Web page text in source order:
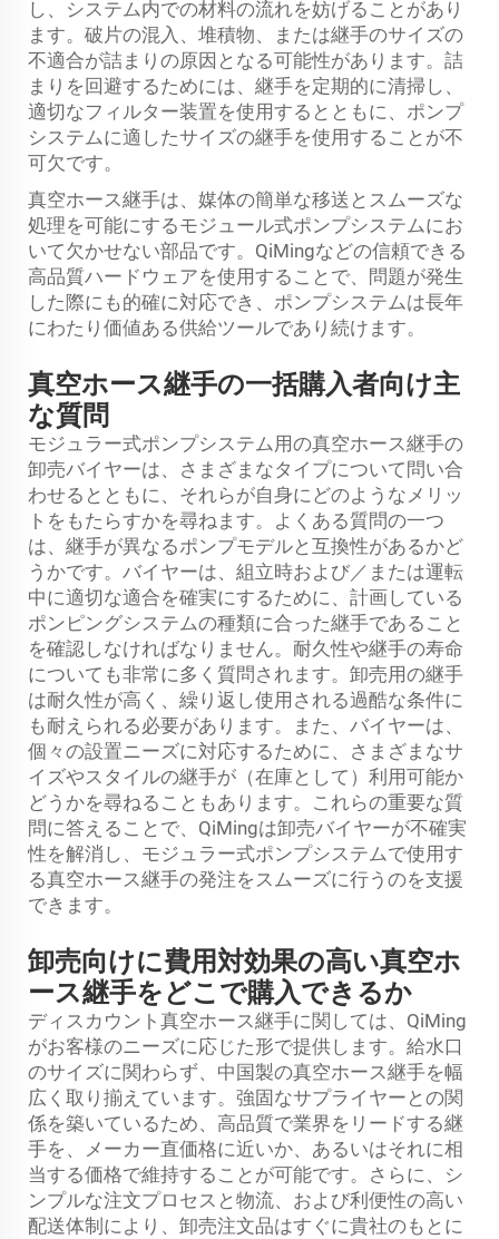
し、システム内での材料の流れを妨げることがあり
ます。破片の混入、堆積物、または継手のサイズの
不適合が詰まりの原因となる可能性があります。詰
まりを回避するためには、継手を定期的に清掃し、
適切なフィルター装置を使用するとともに、ポンプ
システムに適したサイズの継手を使用することが不
可欠です。
真空ホース継手は、媒体の簡単な移送とスムーズな
処理を可能にするモジュール式ポンプシステムにお
いて欠かせない部品です。QiMingなどの信頼できる
高品質ハードウェアを使用することで、問題が発生
した際にも的確に対応でき、ポンプシステムは長年
にわたり価値ある供給ツールであり続けます。
真空ホース継手の一括購入者向け主
な質問
モジュラー式ポンプシステム用の真空ホース継手の
卸売バイヤーは、さまざまなタイプについて問い合
わせるとともに、それらが自身にどのようなメリッ
トをもたらすかを尋ねます。よくある質問の一つ
は、継手が異なるポンプモデルと互換性があるかど
うかです。バイヤーは、組立時および／または運転
中に適切な適合を確実にするために、計画している
ポンピングシステムの種類に合った継手であること
を確認しなければなりません。耐久性や継手の寿命
についても非常に多く質問されます。卸売用の継手
は耐久性が高く、繰り返し使用される過酷な条件に
も耐えられる必要があります。また、バイヤーは、
個々の設置ニーズに対応するために、さまざまなサ
イズやスタイルの継手が（在庫として）利用可能か
どうかを尋ねることもあります。これらの重要な質
問に答えることで、QiMingは卸売バイヤーが不確実
性を解消し、モジュラー式ポンプシステムで使用す
る真空ホース継手の発注をスムーズに行うのを支援
できます。
卸売向けに費用対効果の高い真空ホ
ース継手をどこで購入できるか
ディスカウント真空ホース継手に関しては、QiMing
がお客様のニーズに応じた形で提供します。給水口
のサイズに関わらず、中国製の真空ホース継手を幅
広く取り揃えています。強固なサプライヤーとの関
係を築いているため、高品質で業界をリードする継
手を、メーカー直価格に近いか、あるいはそれに相
当する価格で維持することが可能です。さらに、シ
ンプルな注文プロセスと物流、および利便性の高い
配送体制により、卸売注文品はすぐに貴社のもとに